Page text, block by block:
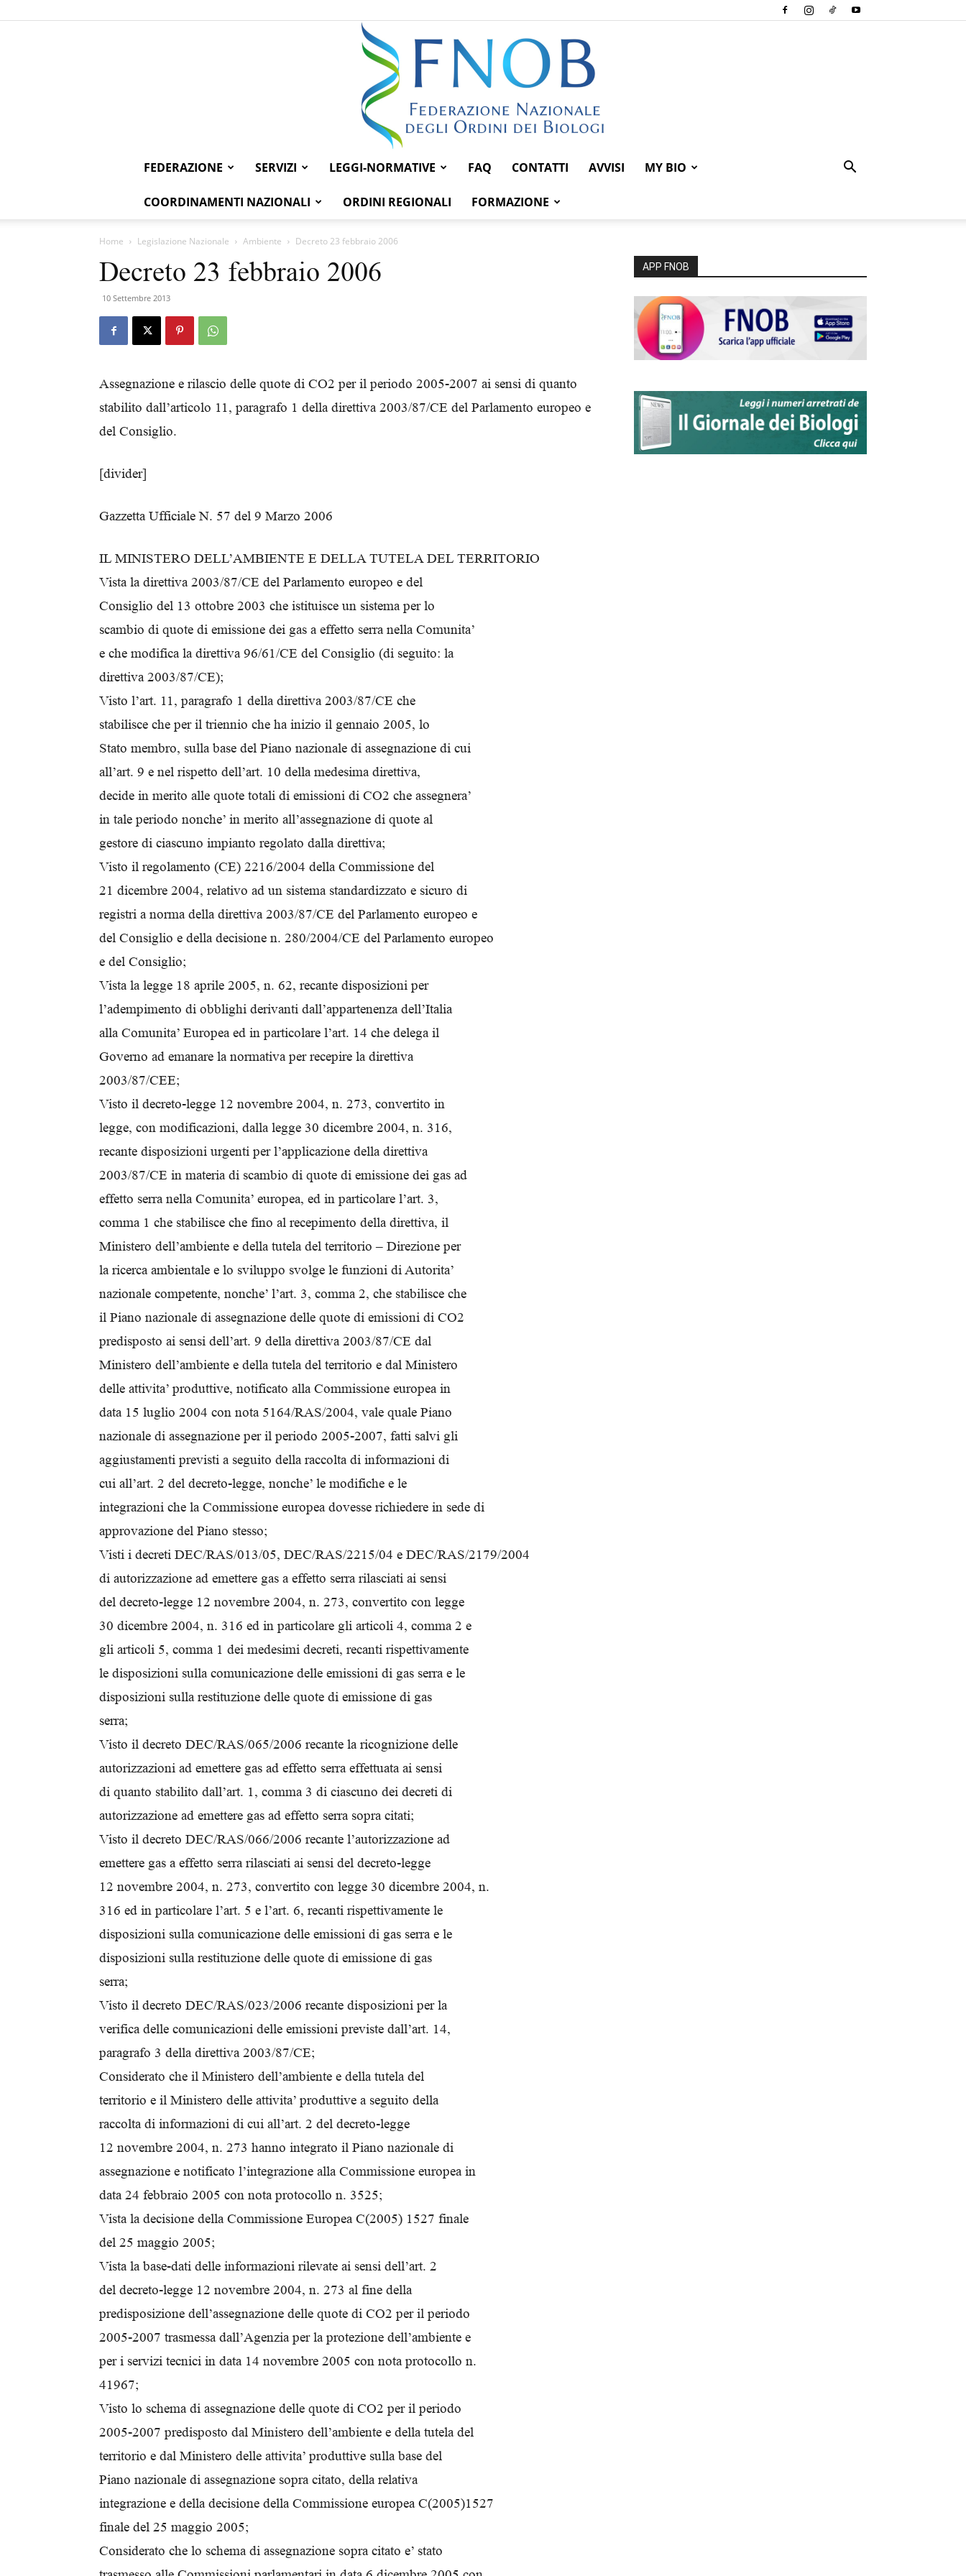
Federazione
degli
FEDERAZIONE SERVIZI LEGGI-NORMATIVE FAQ CONTATTI AVVISI MY BIO
COORDINAMENTI NAZIONALI ORDINI REGIONALI FORMAZIONE
Home Legislazione Nazionale Ambiente Decreto 23 febbraio 2006
Decreto 23 febbraio 2006
10 Settembre 2013
Assegnazione e rilascio delle quote di CO2 per il periodo 2005-2007 ai sensi di quanto
stabilito dall’articolo 11, paragrafo 1 della direttiva 2003/87/CE del Parlamento europeo e
del Consiglio.
[divider]
Gazzetta Ufficiale N. 57 del 9 Marzo 2006
IL MINISTERO DELL’AMBIENTE E DELLA TUTELA DEL TERRITORIO
Vista la direttiva 2003/87/CE del Parlamento europeo e del
Consiglio del 13 ottobre 2003 che istituisce un sistema per lo
scambio di quote di emissione dei gas a effetto serra nella Comunita’
e che modifica la direttiva 96/61/CE del Consiglio (di seguito: la
direttiva 2003/87/CE);
Visto l’art. 11, paragrafo 1 della direttiva 2003/87/CE che
stabilisce che per il triennio che ha inizio il gennaio 2005, lo
Stato membro, sulla base del Piano nazionale di assegnazione di cui
all’art. 9 e nel rispetto dell’art. 10 della medesima direttiva,
decide in merito alle quote totali di emissioni di CO2 che assegnera’
in tale periodo nonche’ in merito all’assegnazione di quote al
gestore di ciascuno impianto regolato dalla direttiva;
Visto il regolamento (CE) 2216/2004 della Commissione del
21 dicembre 2004, relativo ad un sistema standardizzato e sicuro di
registri a norma della direttiva 2003/87/CE del Parlamento europeo e
del Consiglio e della decisione n. 280/2004/CE del Parlamento europeo
e del Consiglio;
Vista la legge 18 aprile 2005, n. 62, recante disposizioni per
l’adempimento di obblighi derivanti dall’appartenenza dell’Italia
alla Comunita’ Europea ed in particolare l’art. 14 che delega il
Governo ad emanare la normativa per recepire la direttiva
2003/87/CEE;
Visto il decreto-legge 12 novembre 2004, n. 273, convertito in
legge, con modificazioni, dalla legge 30 dicembre 2004, n. 316,
recante disposizioni urgenti per l’applicazione della direttiva
2003/87/CE in materia di scambio di quote di emissione dei gas ad
effetto serra nella Comunita’ europea, ed in particolare l’art. 3,
comma 1 che stabilisce che fino al recepimento della direttiva, il
Ministero dell’ambiente e della tutela del territorio – Direzione per
la ricerca ambientale e lo sviluppo svolge le funzioni di Autorita’
nazionale competente, nonche’ l’art. 3, comma 2, che stabilisce che
il Piano nazionale di assegnazione delle quote di emissioni di CO2
predisposto ai sensi dell’art. 9 della direttiva 2003/87/CE dal
Ministero dell’ambiente e della tutela del territorio e dal Ministero
delle attivita’ produttive, notificato alla Commissione europea in
data 15 luglio 2004 con nota 5164/RAS/2004, vale quale Piano
nazionale di assegnazione per il periodo 2005-2007, fatti salvi gli
aggiustamenti previsti a seguito della raccolta di informazioni di
cui all’art. 2 del decreto-legge, nonche’ le modifiche e le
integrazioni che la Commissione europea dovesse richiedere in sede di
approvazione del Piano stesso;
Visti i decreti DEC/RAS/013/05, DEC/RAS/2215/04 e DEC/RAS/2179/2004
di autorizzazione ad emettere gas a effetto serra rilasciati ai sensi
del decreto-legge 12 novembre 2004, n. 273, convertito con legge
30 dicembre 2004, n. 316 ed in particolare gli articoli 4, comma 2 e
gli articoli 5, comma 1 dei medesimi decreti, recanti rispettivamente
le disposizioni sulla comunicazione delle emissioni di gas serra e le
disposizioni sulla restituzione delle quote di emissione di gas
serra;
Visto il decreto DEC/RAS/065/2006 recante la ricognizione delle
autorizzazioni ad emettere gas ad effetto serra effettuata ai sensi
di quanto stabilito dall’art. 1, comma 3 di ciascuno dei decreti di
autorizzazione ad emettere gas ad effetto serra sopra citati;
Visto il decreto DEC/RAS/066/2006 recante l’autorizzazione ad
emettere gas a effetto serra rilasciati ai sensi del decreto-legge
12 novembre 2004, n. 273, convertito con legge 30 dicembre 2004, n.
316 ed in particolare l’art. 5 e l’art. 6, recanti rispettivamente le
disposizioni sulla comunicazione delle emissioni di gas serra e le
disposizioni sulla restituzione delle quote di emissione di gas
serra;
Visto il decreto DEC/RAS/023/2006 recante disposizioni per la
verifica delle comunicazioni delle emissioni previste dall’art. 14,
paragrafo 3 della direttiva 2003/87/CE;
Considerato che il Ministero dell’ambiente e della tutela del
territorio e il Ministero delle attivita’ produttive a seguito della
raccolta di informazioni di cui all’art. 2 del decreto-legge
12 novembre 2004, n. 273 hanno integrato il Piano nazionale di
assegnazione e notificato l’integrazione alla Commissione europea in
data 24 febbraio 2005 con nota protocollo n. 3525;
Vista la decisione della Commissione Europea C(2005) 1527 finale
del 25 maggio 2005;
Vista la base-dati delle informazioni rilevate ai sensi dell’art. 2
del decreto-legge 12 novembre 2004, n. 273 al fine della
predisposizione dell’assegnazione delle quote di CO2 per il periodo
2005-2007 trasmessa dall’Agenzia per la protezione dell’ambiente e
per i servizi tecnici in data 14 novembre 2005 con nota protocollo n.
41967;
Visto lo schema di assegnazione delle quote di CO2 per il periodo
2005-2007 predisposto dal Ministero dell’ambiente e della tutela del
territorio e dal Ministero delle attivita’ produttive sulla base del
Piano nazionale di assegnazione sopra citato, della relativa
integrazione e della decisione della Commissione europea C(2005)1527
finale del 25 maggio 2005;
Considerato che lo schema di assegnazione sopra citato e’ stato
APP FNOB